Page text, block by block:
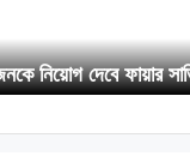
নিয়োগ দেবে ফায়ার